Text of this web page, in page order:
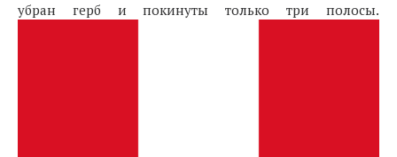
убран герб и покинуты только три полосы.